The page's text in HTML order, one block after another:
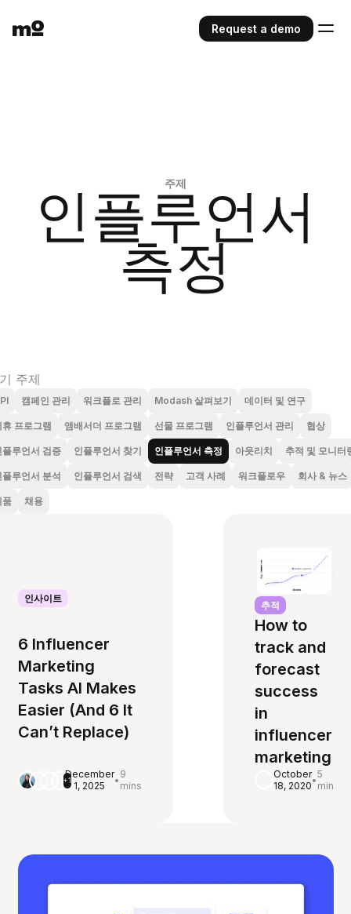
Request a demo
주제
인플루언서
측정
주제
캠페인 관리 워크플로 관리 Modash 살펴보기 데이터 및 연구
휴 프로그램 앰배서더 프로그램 선물 프로그램 인플루언서 관리 협상
플루언서 검증 인플루언서 찾기 인플루언서 측정 아웃리치 추적 및 모니터
플루언서 분석 인플루언서 검색 전략 고객 사례 워크플로우 회사 & 뉴스
품 채용
인사이트
6 Influencer
Marketing
Tasks AI Makes
Easier (And 6 It
Can’t Replace)
+1
December
1, 2025
• 9
mins
추적
How to
track and
forecast
success
in
influencer
marketing
October
18, 2020•5
min